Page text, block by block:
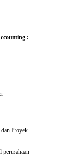
:
dan Proyek
perusahaan